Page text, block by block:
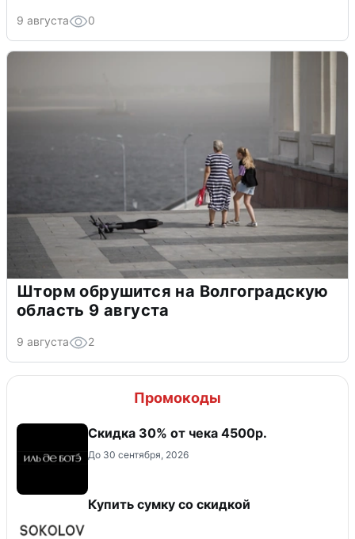
9 августа 0
Шторм обрушится на Волгоградскую
область 9 августа
9 августа 2
Промокоды
Скидка 30% от чека 4500р.
До 30 сентября, 2026
Купить сумку со скидкой